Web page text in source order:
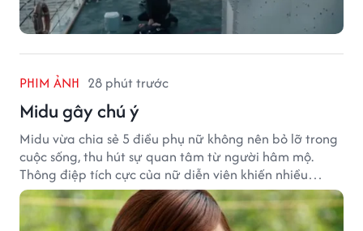
PHIM ẢNH 28 phút trước
Midu gây chú ý
Midu vừa chia sẻ 5 điều phụ nữ không nên bỏ lỡ trong
cuộc sống, thu hút sự quan tâm từ người hâm mộ.
Thông điệp tích cực của nữ diễn viên khiến nhiều
người đồng cảm khi nhìn lại hành trình sự nghiệp và
hạnh phúc hiện tại của cô.